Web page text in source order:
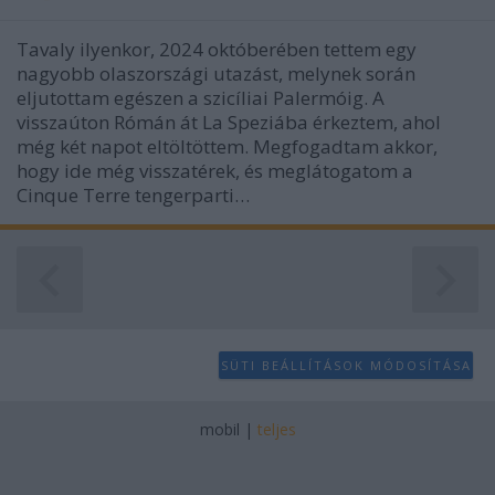
Tavaly ilyenkor, 2024 októberében tettem egy
nagyobb olaszországi utazást, melynek során
eljutottam egészen a szicíliai Palermóig. A
visszaúton Rómán át La Speziába érkeztem, ahol
még két napot eltöltöttem. Megfogadtam akkor,
hogy ide még visszatérek, és meglátogatom a
Cinque Terre tengerparti…
SÜTI BEÁLLÍTÁSOK MÓDOSÍTÁSA
mobil | teljes